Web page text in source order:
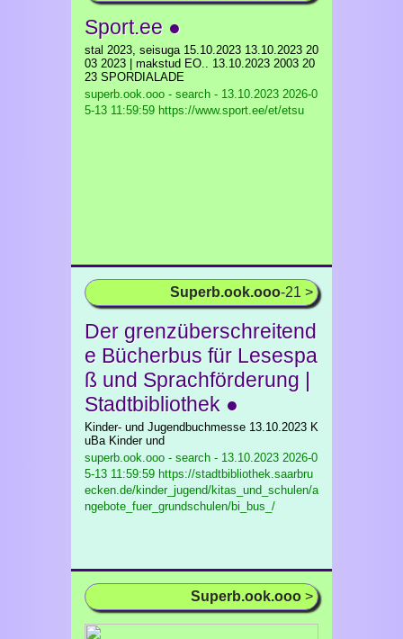
Sport.ee ●
stal 2023, seisuga 15.10.2023 13.10.2023 20
03 2023 | makstud EO.. 13.10.2023 2003 20
23 SPORDIALADE
superb.ook.ooo - search - 13.10.2023 2026-0
5-13 11:59:59 https://www.sport.ee/et/etsu
Superb.ook.ooo-21 >
Der grenzüberschreitend
e Bücherbus für Lesespa
ß und Sprachförderung |
Stadtbibliothek ●
Kinder- und Jugendbuchmesse 13.10.2023 K
uBa Kinder und
superb.ook.ooo - search - 13.10.2023 2026-0
5-13 11:59:59 https://stadtbibliothek.saarbru
ecken.de/kinder_jugend/kitas_und_schulen/a
ngebote_fuer_grundschulen/bi_bus_/
Superb.ook.ooo >